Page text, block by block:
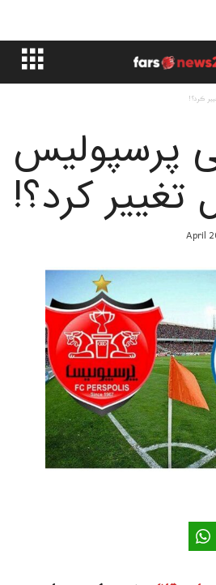
کرد؟!
پرسپولیس
تغییر کرد؟!
LinkedIn